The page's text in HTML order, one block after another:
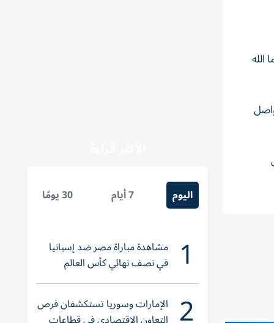
اليوم 7 أيام 30 يومًا
1 مشاهدة مباراة مصر ضد إسبانيا
في نصف نهائي كأس العالم
لناشئات اليد 2026
الإمارات وسوريا تستكشفان فرص